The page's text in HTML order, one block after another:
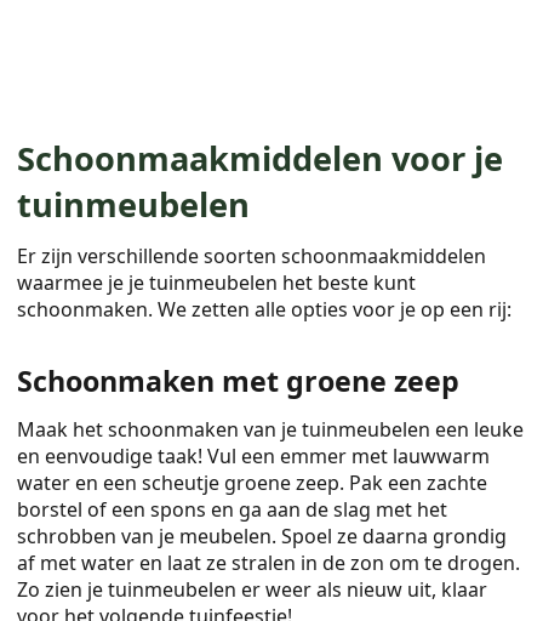
Schoonmaakmiddelen voor je
tuinmeubelen
Er zijn verschillende soorten schoonmaakmiddelen
waarmee je je tuinmeubelen het beste kunt
schoonmaken. We zetten alle opties voor je op een rij:
Schoonmaken met groene zeep
Maak het schoonmaken van je tuinmeubelen een leuke
en eenvoudige taak! Vul een emmer met lauwwarm
water en een scheutje groene zeep. Pak een zachte
borstel of een spons en ga aan de slag met het
schrobben van je meubelen. Spoel ze daarna grondig
af met water en laat ze stralen in de zon om te drogen.
Zo zien je tuinmeubelen er weer als nieuw uit, klaar